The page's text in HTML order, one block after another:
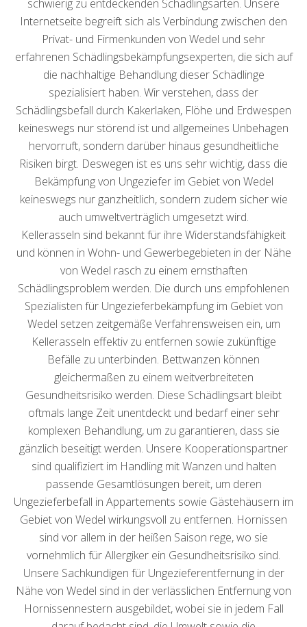
schwierig zu entdeckenden Schädlingsarten. Unsere
Internetseite begreift sich als Verbindung zwischen den
Privat- und Firmenkunden von Wedel und sehr
erfahrenen Schädlingsbekämpfungsexperten, die sich auf
die nachhaltige Behandlung dieser Schädlinge
spezialisiert haben. Wir verstehen, dass der
Schädlingsbefall durch Kakerlaken, Flöhe und Erdwespen
keineswegs nur störend ist und allgemeines Unbehagen
hervorruft, sondern darüber hinaus gesundheitliche
Risiken birgt. Deswegen ist es uns sehr wichtig, dass die
Bekämpfung von Ungeziefer im Gebiet von Wedel
keineswegs nur ganzheitlich, sondern zudem sicher wie
auch umweltverträglich umgesetzt wird.
Kellerasseln sind bekannt für ihre Widerstandsfähigkeit
und können in Wohn- und Gewerbegebieten in der Nähe
von Wedel rasch zu einem ernsthaften
Schädlingsproblem werden. Die durch uns empfohlenen
Spezialisten für Ungezieferbekämpfung im Gebiet von
Wedel setzen zeitgemäße Verfahrensweisen ein, um
Kellerasseln effektiv zu entfernen sowie zukünftige
Befälle zu unterbinden. Bettwanzen können
gleichermaßen zu einem weitverbreiteten
Gesundheitsrisiko werden. Diese Schädlingsart bleibt
oftmals lange Zeit unentdeckt und bedarf einer sehr
komplexen Behandlung, um zu garantieren, dass sie
gänzlich beseitigt werden. Unsere Kooperationspartner
sind qualifiziert im Handling mit Wanzen und halten
passende Gesamtlösungen bereit, um deren
Ungezieferbefall in Appartements sowie Gästehäusern im
Gebiet von Wedel wirkungsvoll zu entfernen. Hornissen
sind vor allem in der heißen Saison rege, wo sie
vornehmlich für Allergiker ein Gesundheitsrisiko sind.
Unsere Sachkundigen für Ungezieferentfernung in der
Nähe von Wedel sind in der verlässlichen Entfernung von
Hornissennestern ausgebildet, wobei sie in jedem Fall